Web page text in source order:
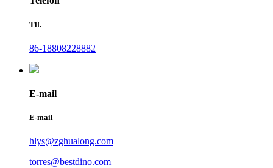
Tlf.
86-18808228882
E-mail
E-mail
hlys@zghualong.com
torres@bestdino.com